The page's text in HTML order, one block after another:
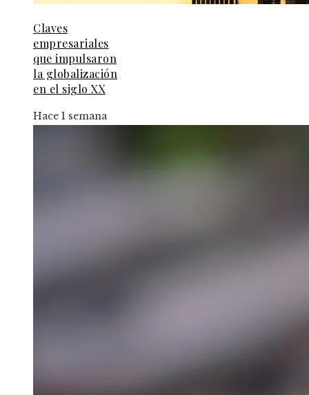
Claves
empresariales
que impulsaron
la globalización
en el siglo XX
Hace 1 semana